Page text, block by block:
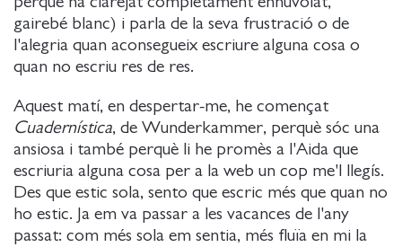
gairebé blanc) i parla de la seva frustració o de
l'alegria quan aconsegueix escriure alguna cosa o
quan no escriu res de res.
Aquest matí, en despertar-me, he començat
Cuadernística, de Wunderkammer, perquè sóc una
ansiosa i també perquè li he promès a l'Aida que
escriuria alguna cosa per a la web un cop me'l llegís.
Des que estic sola, sento que escric més que quan no
ho estic. Ja em va passar a les vacances de l'any
passat: com més sola em sentia, més fluïa en mi la